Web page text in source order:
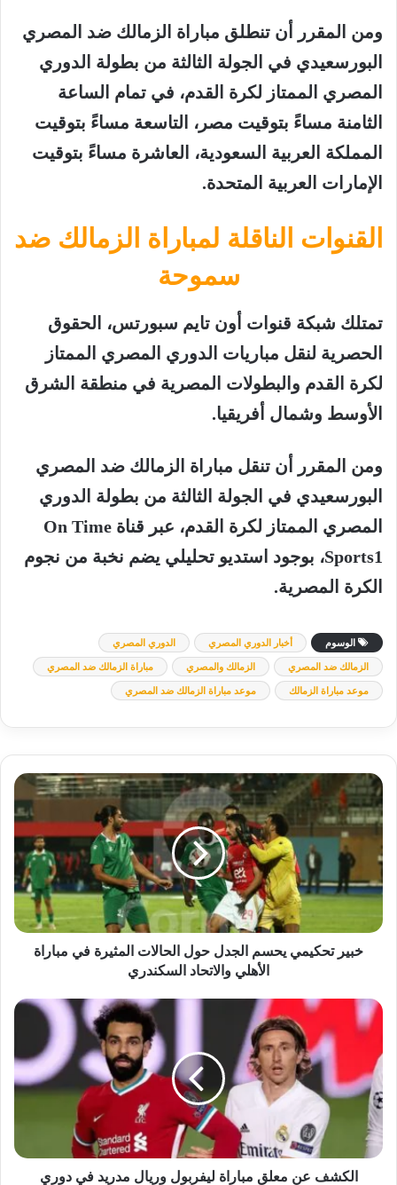
ومن المقرر أن تنطلق مباراة الزمالك ضد المصري
البورسعيدي في الجولة الثالثة من بطولة الدوري
المصري الممتاز لكرة القدم، في تمام الساعة
الثامنة مساءً بتوقيت مصر، التاسعة مساءً بتوقيت
المملكة العربية السعودية، العاشرة مساءً بتوقيت
الإمارات العربية المتحدة.
القنوات الناقلة لمباراة الزمالك ضد
سموحة
تمتلك شبكة قنوات أون تايم سبورتس، الحقوق
الحصرية لنقل مباريات الدوري المصري الممتاز
لكرة القدم والبطولات المصرية في منطقة الشرق
الأوسط وشمال أفريقيا.
ومن المقرر أن تنقل مباراة الزمالك ضد المصري
البورسعيدي في الجولة الثالثة من بطولة الدوري
المصري الممتاز لكرة القدم، عبر قناة On Time
Sports1، بوجود استديو تحليلي يضم نخبة من نجوم
الكرة المصرية.
الوسوم أخبار الدوري المصري الدوري المصري
الزمالك ضد المصري الزمالك والمصري مباراة الزمالك ضد المصري
موعد مباراة الزمالك موعد مباراة الزمالك ضد المصري
خبير
تحكيمي
يحسم
الجدل
حول
الحالات
المثيرة
في
مباراة
الأهلي
خبير تحكيمي يحسم الجدل حول الحالات المثيرة في مباراة
الأهلي والاتحاد السكندري
الكشف
عن
مباراة
ليفربول
وريال
مدريد
في
دوري
أبطالالكشف عن معلق مباراة ليفربول وريال مدريد في دوري